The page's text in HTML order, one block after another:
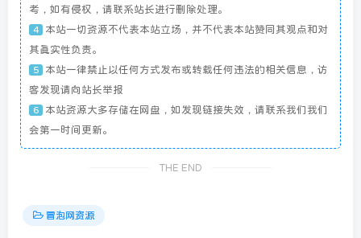
考，如有侵权，请联系站长进行删除处理。
4
本站一切资源不代表本站立场，并不代表本站赞同其观点和对
其真实性负责。
5
本站一律禁止以任何方式发布或转载任何违法的相关信息，访
客发现请向站长举报
6
本站资源大多存储在网盘，如发现链接失效，请联系我们我们
会第一时间更新。
THE END
冒泡网资源